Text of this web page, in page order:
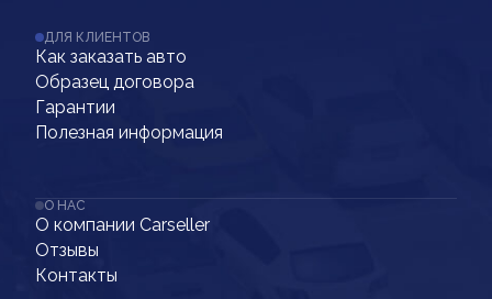
ДЛЯ КЛИЕНТОВ
Как заказать авто
Образец договора
Гарантии
Полезная информация
О НАС
О компании Carseller
Отзывы
Контакты